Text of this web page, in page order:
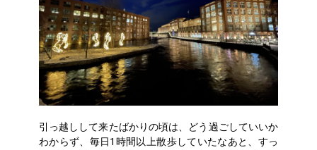
引っ越しして来たばかりの頃は、どう過ごしていいか
わからず、毎日1時間以上散歩していたなあと、すっ